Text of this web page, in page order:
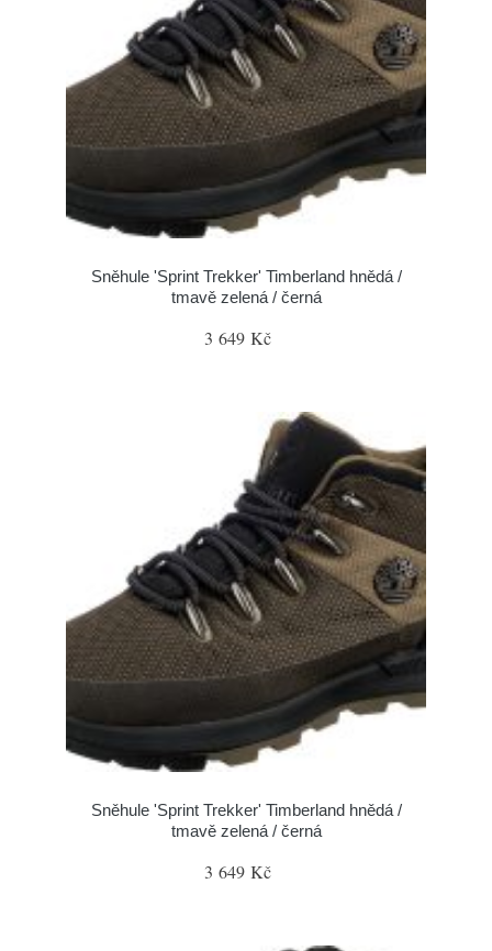
Sněhule 'Sprint Trekker' Timberland hnědá /
tmavě zelená / černá
3 649 Kč
Sněhule 'Sprint Trekker' Timberland hnědá /
tmavě zelená / černá
3 649 Kč